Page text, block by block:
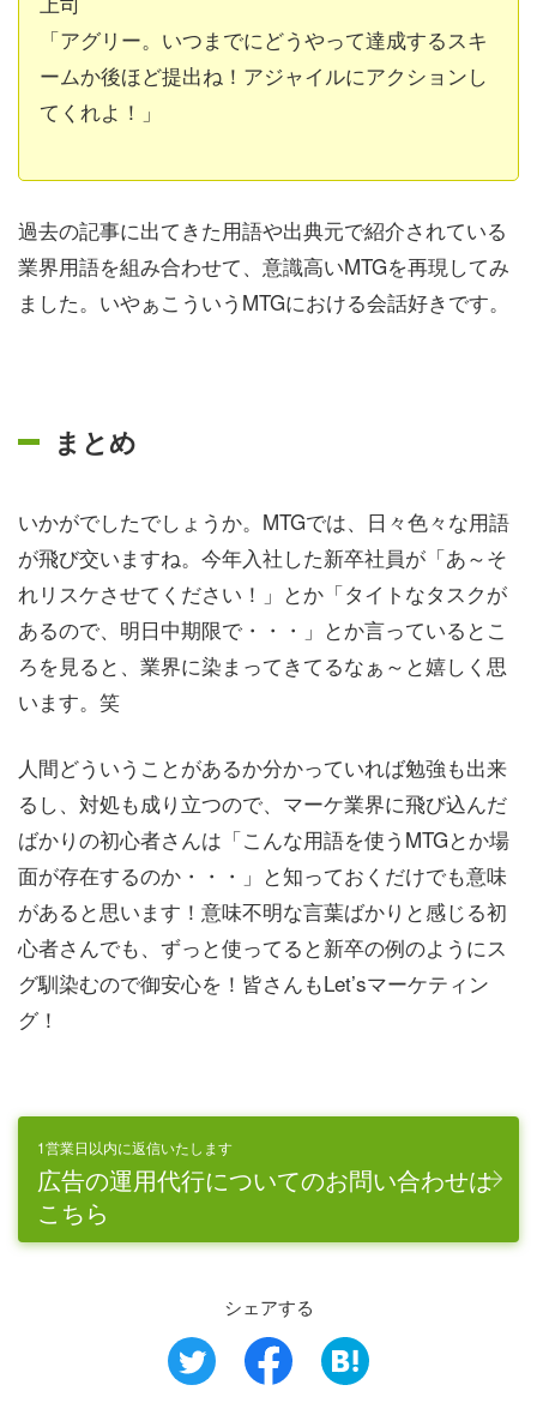
「アグリー。いつまでにどうやって達成するスキ
ームか後ほど提出ね！アジャイルにアクションし
てくれよ！」
過去の記事に出てきた用語や出典元で紹介されている
業界用語を組み合わせて、意識高いMTGを再現してみ
ました。いやぁこういうMTGにおける会話好きです。
まとめ
いかがでしたでしょうか。MTGでは、日々色々な用語
が飛び交いますね。今年入社した新卒社員が「あ～そ
れリスケさせてください！」とか「タイトなタスクが
あるので、明日中期限で・・・」とか言っているとこ
ろを見ると、業界に染まってきてるなぁ～と嬉しく思
います。笑
人間どういうことがあるか分かっていれば勉強も出来
るし、対処も成り立つので、マーケ業界に飛び込んだ
ばかりの初心者さんは「こんな用語を使うMTGとか場
面が存在するのか・・・」と知っておくだけでも意味
があると思います！意味不明な言葉ばかりと感じる初
心者さんでも、ずっと使ってると新卒の例のようにス
グ馴染むので御安心を！皆さんもLet’sマーケティン
グ！
1営業日以内に返信いたします
広告の運用代行についてのお問い合わせは
こちら
シェアする